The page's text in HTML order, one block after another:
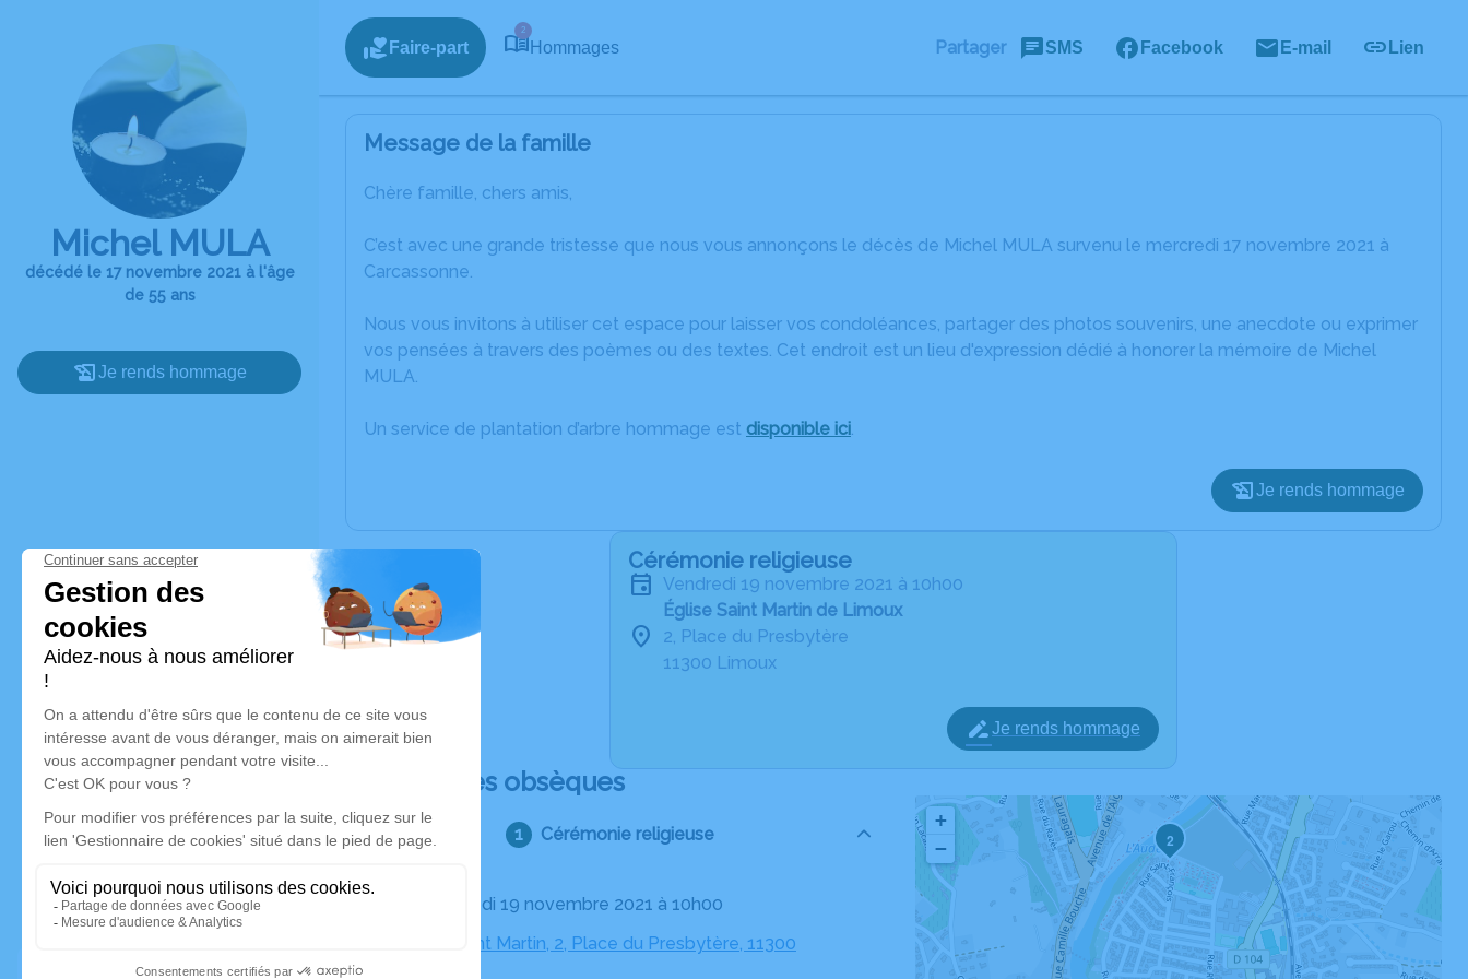
Michel MULA
décédé le 17 novembre 2021 à l'âge
de 55 ans
Je rends hommage
Faire-part
2
Hommages Partager SMS Facebook E-mail Lien
Message de la famille
Chère famille, chers amis,
C’est avec une grande tristesse que nous vous annonçons le décès de Michel MULA survenu le mercredi 17 novembre 2021 à
Carcassonne.
Nous vous invitons à utiliser cet espace pour laisser vos condoléances, partager des photos souvenirs, une anecdote ou exprimer
vos pensées à travers des poèmes ou des textes. Cet endroit est un lieu d'expression dédié à honorer la mémoire de Michel
MULA.
Un service de plantation d’arbre hommage est disponible ici.
Je rends hommage
Cérémonie religieuse
vendredi 19 novembre 2021 à 10h00
Église Saint Martin de Limoux
2, Place du Presbytère
11300 Limoux
Je rends hommage
Déroulé des obsèques
Cérémonie religieuse
Le vendredi 19 novembre 2021 à 10h00
Église Saint Martin, 2, Place du Presbytère, 11300
2
+
−